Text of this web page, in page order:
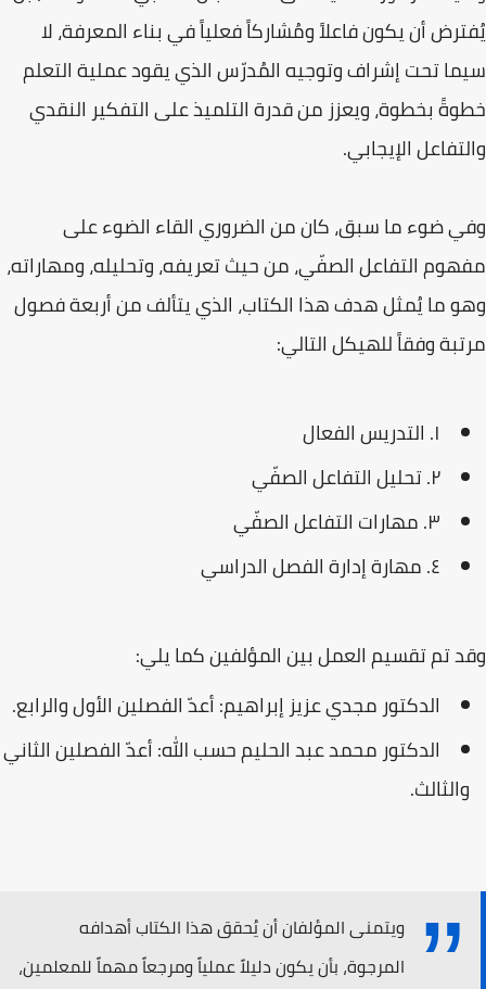
يُفترض أن يكون فاعلاً ومُشاركاً فعلياً في بناء المعرفة، لا
سيما تحت إشراف وتوجيه المُدرّس الذي يقود عملية التعلم
خطوةً بخطوة، ويعزز من قدرة التلميذ على التفكير النقدي
والتفاعل الإيجابي.
وفي ضوء ما سبق، كان من الضروري القاء الضوء على
مفهوم التفاعل الصفّي، من حيث تعريفه، وتحليله، ومهاراته،
وهو ما يُمثل هدف هذا الكتاب، الذي يتألف من أربعة فصول
مرتبة وفقاً للهيكل التالي:
١. التدريس الفعال
٢. تحليل التفاعل الصفّي
٣. مهارات التفاعل الصفّي
٤. مهارة إدارة الفصل الدراسي
وقد تم تقسيم العمل بين المؤلفين كما يلي:
الدكتور مجدي عزيز إبراهيم: أعدّ الفصلين الأول والرابع.
الدكتور محمد عبد الحليم حسب الله: أعدّ الفصلين الثاني
والثالث.
ويتمنى المؤلفان أن يُحقق هذا الكتاب أهدافه
المرجوة، بأن يكون دليلاً عملياً ومرجعاً مهماً للمعلمين،